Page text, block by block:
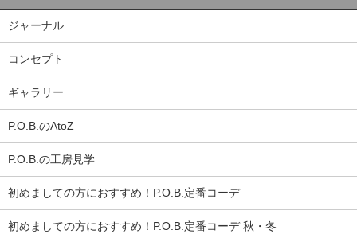
ジャーナル
コンセプト
ギャラリー
P.O.B.のAtoZ
P.O.B.の工房見学
初めましての方におすすめ！P.O.B.定番コーデ
初めましての方におすすめ！P.O.B.定番コーデ 秋・冬